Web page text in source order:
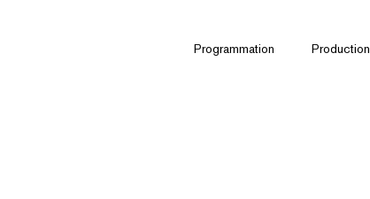
Programmation Production